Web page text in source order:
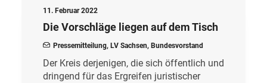
11. Februar 2022
Die Vorschläge liegen auf dem Tisch
Pressemitteilung, LV Sachsen, Bundesvorstand
Der Kreis derjenigen, die sich öffentlich und
dringend für das Ergreifen juristischer